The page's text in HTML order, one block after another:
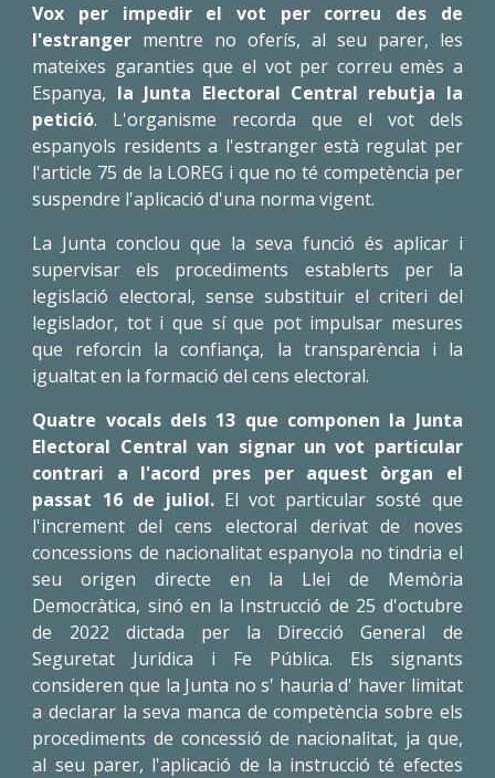
Vox per impedir el vot per correu des de
l'estranger mentre no oferís, al seu parer, les
mateixes garanties que el vot per correu emès a
Espanya, la Junta Electoral Central rebutja la
petició. L'organisme recorda que el vot dels
espanyols residents a l'estranger està regulat per
l'article 75 de la LOREG i que no té competència per
suspendre l'aplicació d'una norma vigent.
La Junta conclou que la seva funció és aplicar i
supervisar els procediments establerts per la
legislació electoral, sense substituir el criteri del
legislador, tot i que sí que pot impulsar mesures
que reforcin la confiança, la transparència i la
igualtat en la formació del cens electoral.
Quatre vocals dels 13 que componen la Junta
Electoral Central van signar un vot particular
contrari a l'acord pres per aquest òrgan el
passat 16 de juliol.El vot particular sosté que
l'increment del cens electoral derivat de noves
concessions de nacionalitat espanyola no tindria el
seu origen directe en la Llei de Memòria
Democràtica, sinó en la Instrucció de 25 d'octubre
de 2022 dictada per la Direcció General de
Seguretat Jurídica i Fe Pública. Els signants
consideren que la Junta no s' hauria d' haver limitat
a declarar la seva manca de competència sobre els
procediments de concessió de nacionalitat, ja que,
al seu parer, l'aplicació de la instrucció té efectes